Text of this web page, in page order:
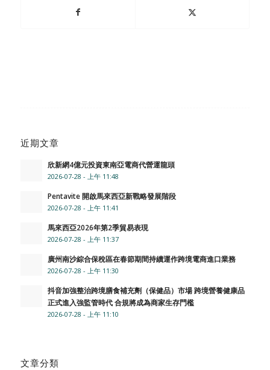
近期文章
欣新網4億元投資東南亞電商代營運龍頭
2026-07-28 - 上午 11:48
Pentavite 開啟馬來西亞新戰略發展階段
2026-07-28 - 上午 11:41
馬來西亞2026年第2季貿易表現
2026-07-28 - 上午 11:37
廣州南沙綜合保稅區在春節期間持續運作跨境電商進口業務
2026-07-28 - 上午 11:30
抖音加強整治跨境膳食補充劑（保健品）市場 跨境營養健康品
正式進入強監管時代 合規將成為商家生存門檻
2026-07-28 - 上午 11:10
文章分類